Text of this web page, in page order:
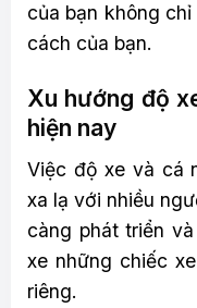
của bạn không
cách của bạn.
Xu hướng độ
hiện nay
Việc độ xe và cá
xa lạ với nhiều
càng phát triển
xe những chiếc
riêng.